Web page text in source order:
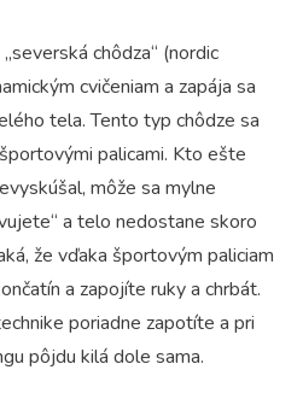
chôdza“ (nordic
cvičeniam a zapája sa
tela. Tento typ chôdze sa
palicami. Kto ešte
môže sa mylne
a telo nedostane skoro
že vďaka športovým paliciam
a zapojíte ruky a chrbát.
poriadne zapotíte a pri
pôjdu kilá dole sama.